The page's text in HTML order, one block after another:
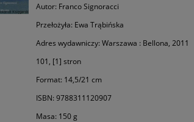
Autor: Franco Signoracci
Przełożyła: Ewa Trąbińska
Adres wydawniczy: Warszawa : Bellona, 2011
101, [1] stron
Format: 14,5/21 cm
ISBN: 9788311120907
Masa: 150 g